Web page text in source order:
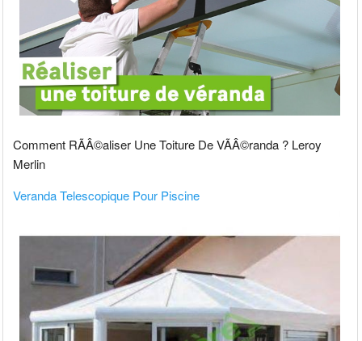
Comment RÃÂ©aliser Une Toiture De VÃÂ©randa ? Leroy
Merlin
Veranda Telescopique Pour Piscine